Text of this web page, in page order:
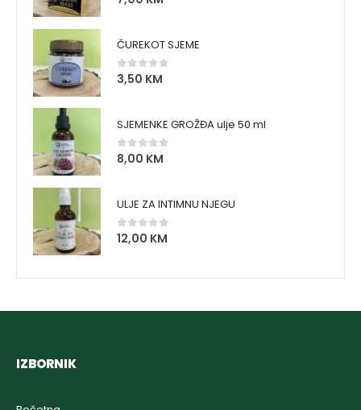
ČUREKOT SJEME
0 out of 5
3,50 KM
SJEMENKE GROŽĐA ulje 50 ml
0 out of 5
8,00 KM
ULJE ZA INTIMNU NJEGU
0out of 5
12,00 KM
IZBORNIK